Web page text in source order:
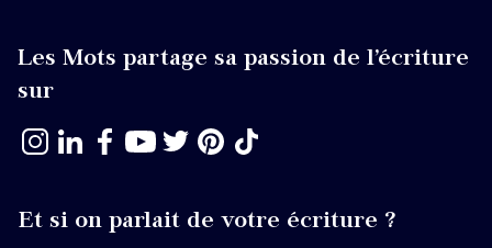
Les Mots partage sa passion de l’écriture
sur
Et si on parlait de votre écriture ?